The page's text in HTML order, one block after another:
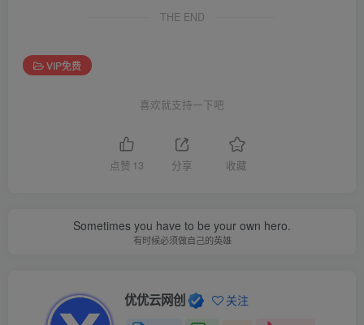
THE END
VIP免费
喜欢就支持一下吧
点赞 13 分享 收藏
Sometimes you have to be your own hero.
有时候必须做自己的英雄
优优云网创 关注